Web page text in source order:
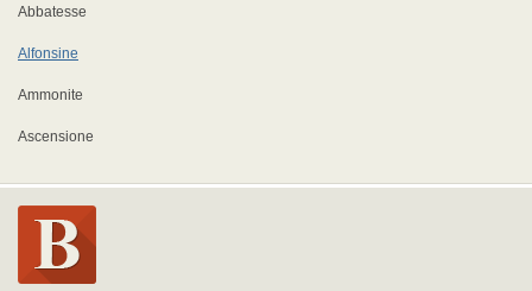
Abbatesse
Alfonsine
Ammonite
Ascensione